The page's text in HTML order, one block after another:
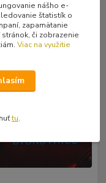
nášho e-
štatistík o
zapamätanie
či zobrazenie
Viac na využitie
tu.